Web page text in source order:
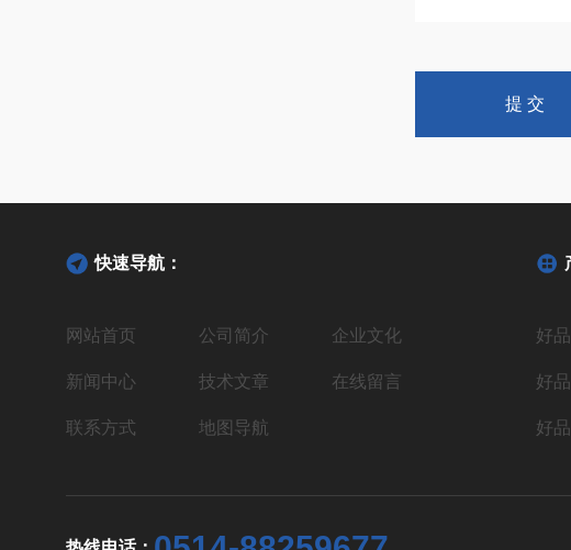
快速导航：
网站首页 公司简介 企业文化
新闻中心 技术文章 在线留言
联系方式 地图导航
好
好
好